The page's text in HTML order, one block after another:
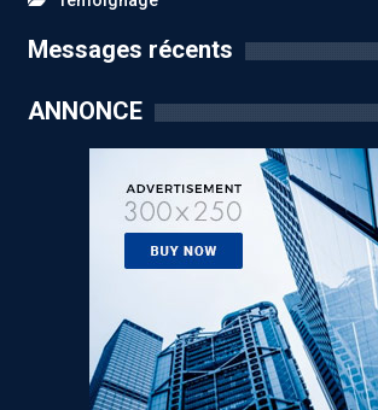
Messages récents
ANNONCE